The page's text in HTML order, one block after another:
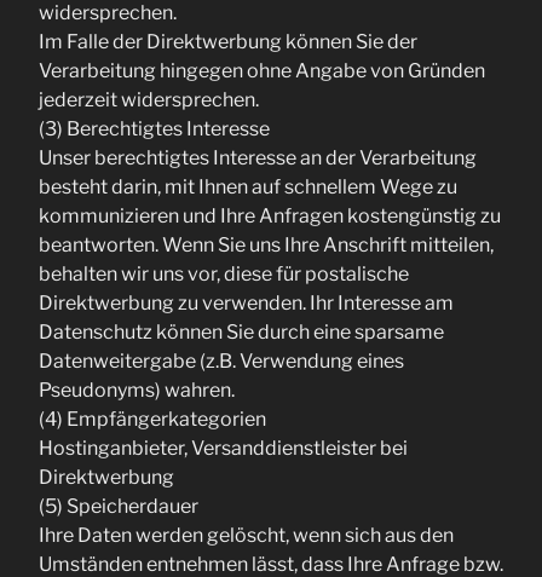
widersprechen.
Im Falle der Direktwerbung können Sie der
Verarbeitung hingegen ohne Angabe von Gründen
jederzeit widersprechen.
(3) Berechtigtes Interesse
Unser berechtigtes Interesse an der Verarbeitung
besteht darin, mit Ihnen auf schnellem Wege zu
kommunizieren und Ihre Anfragen kostengünstig zu
beantworten. Wenn Sie uns Ihre Anschrift mitteilen,
behalten wir uns vor, diese für postalische
Direktwerbung zu verwenden. Ihr Interesse am
Datenschutz können Sie durch eine sparsame
Datenweitergabe (z.B. Verwendung eines
Pseudonyms) wahren.
(4) Empfängerkategorien
Hostinganbieter, Versanddienstleister bei
Direktwerbung
(5) Speicherdauer
Ihre Daten werden gelöscht, wenn sich aus den
Umständen entnehmen lässt, dass Ihre Anfrage bzw.